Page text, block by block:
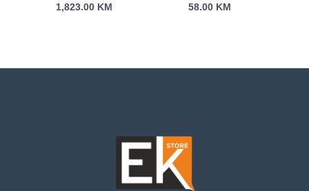
1,823.00 KM 58.00 KM